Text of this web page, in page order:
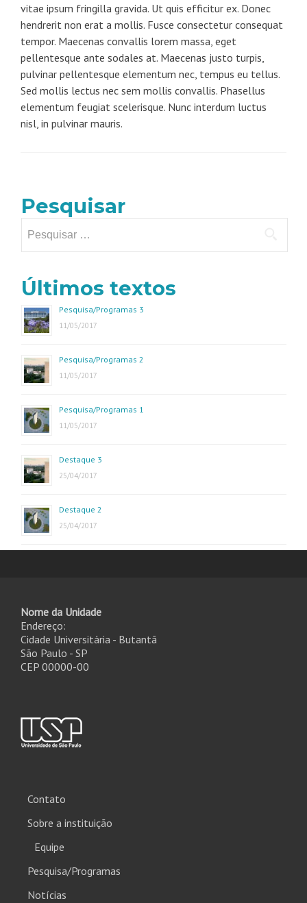
vitae ipsum fringilla gravida. Ut quis efficitur ex. Donec
hendrerit non erat a mollis. Fusce consectetur consequat
tempor. Maecenas convallis lorem massa, eget
pellentesque ante sodales at. Maecenas justo turpis,
pulvinar pellentesque elementum nec, tempus eu tellus.
Sed mollis lectus nec sem mollis convallis. Phasellus
elementum feugiat scelerisque. Nunc interdum luctus
nisl, in pulvinar mauris.
Pesquisar
por:
Últimos textos
Pesquisa/Programas 3
11/05/2017
Pesquisa/Programas 2
11/05/2017
Pesquisa/Programas 1
11/05/2017
Destaque 3
25/04/2017
Destaque 2
25/04/2017
Nome da Unidade
Endereço:
Cidade Universitária - Butantã
São Paulo - SP
CEP 00000-00
Contato
Sobre a instituição
Equipe
Pesquisa/Programas
Notícias